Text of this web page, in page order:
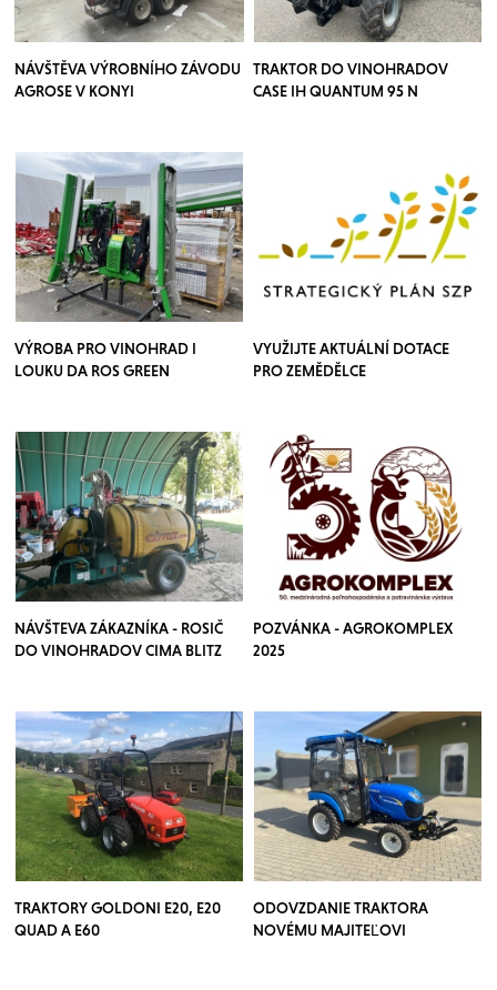
NÁVŠTĚVA VÝROBNÍHO ZÁVODU
AGROSE V KONYI
TRAKTOR DO VINOHRADOV
CASE IH QUANTUM 95 N
VÝROBA PRO VINOHRAD I
LOUKU DA ROS GREEN
VYUŽIJTE AKTUÁLNÍ DOTACE
PRO ZEMĚDĚLCE
NÁVŠTEVA ZÁKAZNÍKA - ROSIČ
DO VINOHRADOV CIMA BLITZ
POZVÁNKA - AGROKOMPLEX
2025
TRAKTORY GOLDONI E20, E20
QUAD A E60
ODOVZDANIE TRAKTORA
NOVÉMU MAJITEĽOVI